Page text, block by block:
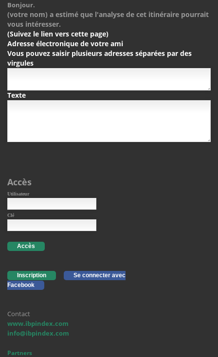
Bonjour.
(votre nom) a estimé que l'analyse de cet itinéraire pourrait
vous intéresser.
(Suivez le lien vers cette page)
Adresse électronique de votre ami
Vous pouvez saisir plusieurs adresses séparées par des
virgules
Texte
Accès
Utilisateur
Clé
Accès
Inscription
Se connecter avec
Facebook
Contact
www.ibpindex.com
info@ibpindex.com
Partners